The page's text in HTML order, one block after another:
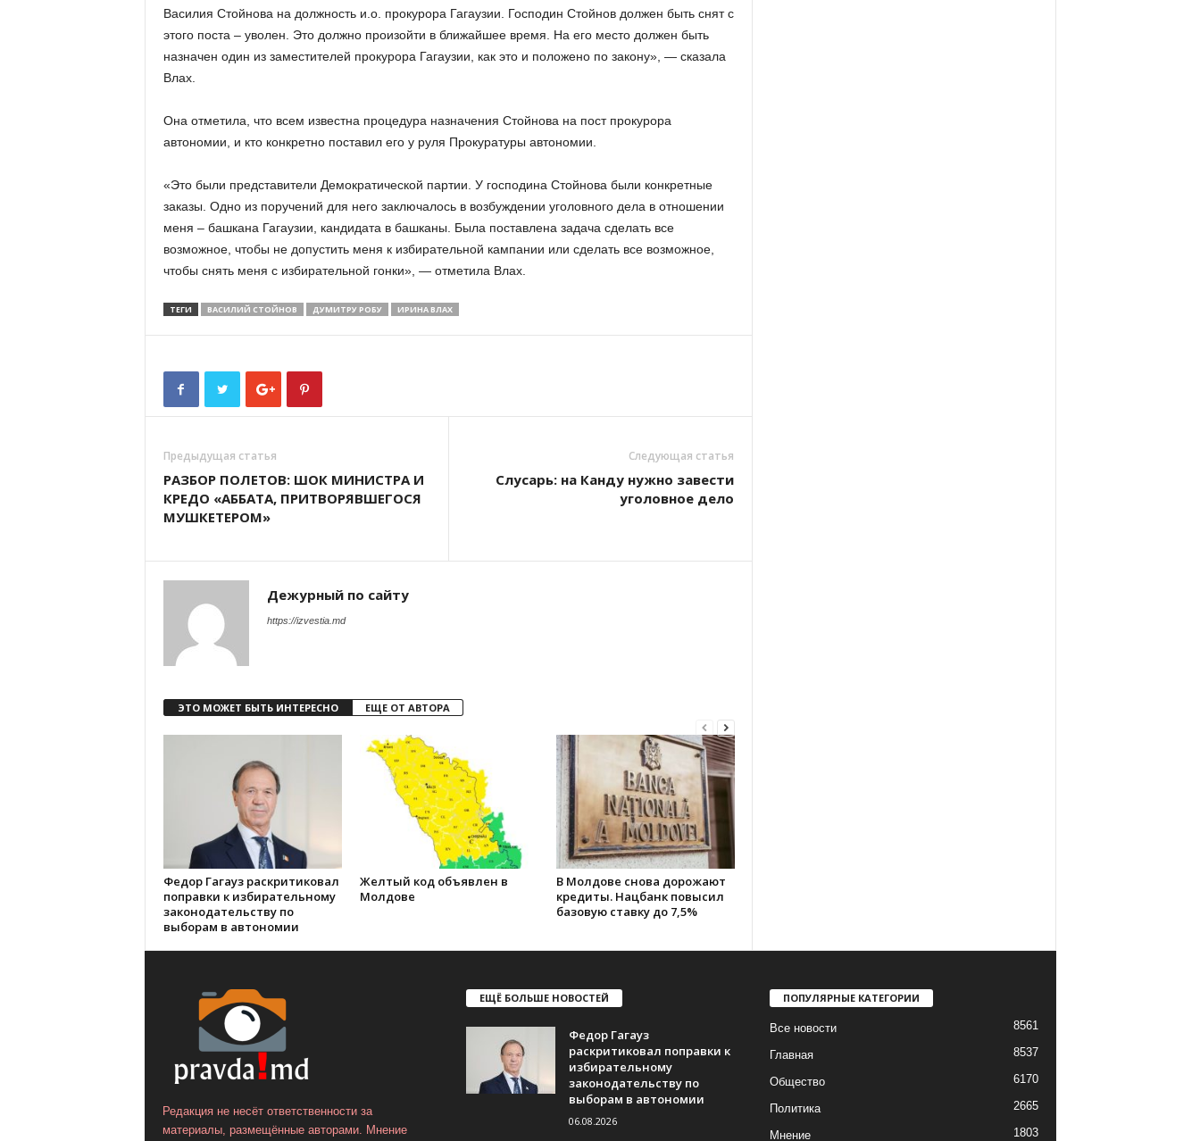
Василия Стойнова на должность и.о. прокурора Гагаузии. Господин Стойнов должен быть снят с
этого поста – уволен. Это должно произойти в ближайшее время. На его место должен быть
назначен один из заместителей прокурора Гагаузии, как это и положено по закону», — сказала
Влах.
Она отметила, что всем известна процедура назначения Стойнова на пост прокурора
автономии, и кто конкретно поставил его у руля Прокуратуры автономии.
«Это были представители Демократической партии. У господина Стойнова были конкретные
заказы. Одно из поручений для него заключалось в возбуждении уголовного дела в отношении
меня – башкана Гагаузии, кандидата в башканы. Была поставлена задача сделать все
возможное, чтобы не допустить меня к избирательной кампании или сделать все возможное,
чтобы снять меня с избирательной гонки», — отметила Влах.
ТЕГИ ВАСИЛИЙ СТОЙНОВ ДУМИТРУ РОБУ ИРИНА ВЛАХ
Предыдущая статья
РАЗБОР ПОЛЕТОВ: ШОК МИНИСТРА И
КРЕДО «АББАТА, ПРИТВОРЯВШЕГОСЯ
МУШКЕТЕРОМ»
Следующая статья
Слусарь: на Канду нужно завести
уголовное дело
Дежурный по сайту
https://izvestia.md
ЭТО МОЖЕТ БЫТЬ ИНТЕРЕСНО ЕЩЕ ОТ АВТОРА
Федор Гагауз раскритиковал
поправки к избирательному
законодательству по
выборам в автономии
Желтый код объявлен в
Молдове
В Молдове снова дорожают
кредиты. Нацбанк повысил
базовую ставку до 7,5%
Редакция не несёт ответственности за
материалы, размещённые авторами. Мнение
ЕЩЁ БОЛЬШЕ НОВОСТЕЙ
Федор Гагауз
раскритиковал поправки к
избирательному
законодательству по
выборам в автономии
06.08.2026
ПОПУЛЯРНЫЕ КАТЕГОРИИ
Все новости 8561
Главная 8537
Общество 6170
Политика 2665
Мнение 1803